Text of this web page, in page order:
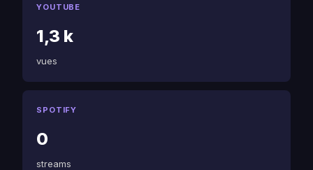
YOUTUBE
1,3 k
vues
SPOTIFY
0
streams